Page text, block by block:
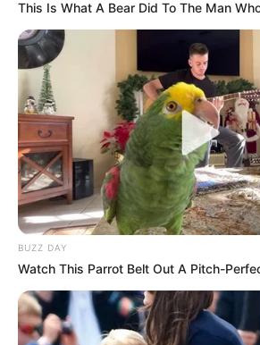
Sport Ekspres/
This Is What A Bear Did To The Man
BUZZ DAY
Watch This Parrot Belt Out A Pitch-